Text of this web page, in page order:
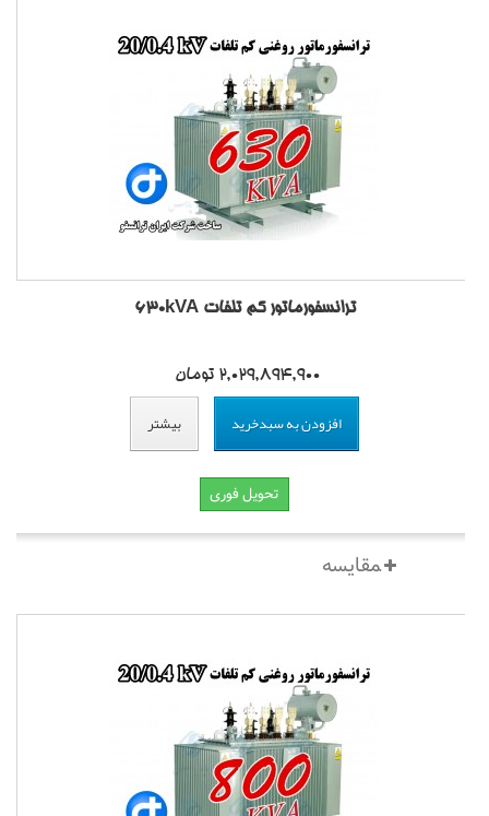
ترانسفورماتور کم تلفات 630kVA
2,029,894,900 تومان
افزودن به سبدخرید بیشتر
تحویل فوری